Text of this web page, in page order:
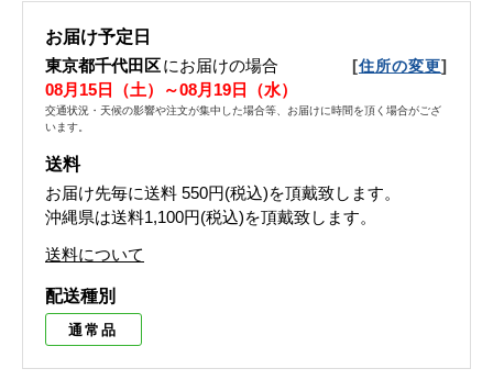
お届け予定日
東京都千代田区にお届けの場合 [住所の変更]
08月15日（土）～08月19日（水）
交通状況・天候の影響や注文が集中した場合等、お届けに時間を頂く場合がござ
います。
送料
お届け先毎に送料 550円(税込)を頂戴致します。
沖縄県は送料1,100円(税込)を頂戴致します。
送料について
配送種別
通常品